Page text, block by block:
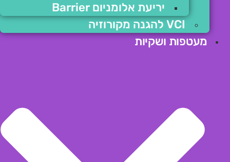
יריעת אלומניום Barrier
VCI להגנה מקורוזיה
מעטפות ושקיות